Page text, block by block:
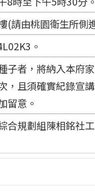
(請由桃園衛生所側
。
子者，將納入本府
，且須確實紀錄宣
留意。
合規劃組陳相銘社